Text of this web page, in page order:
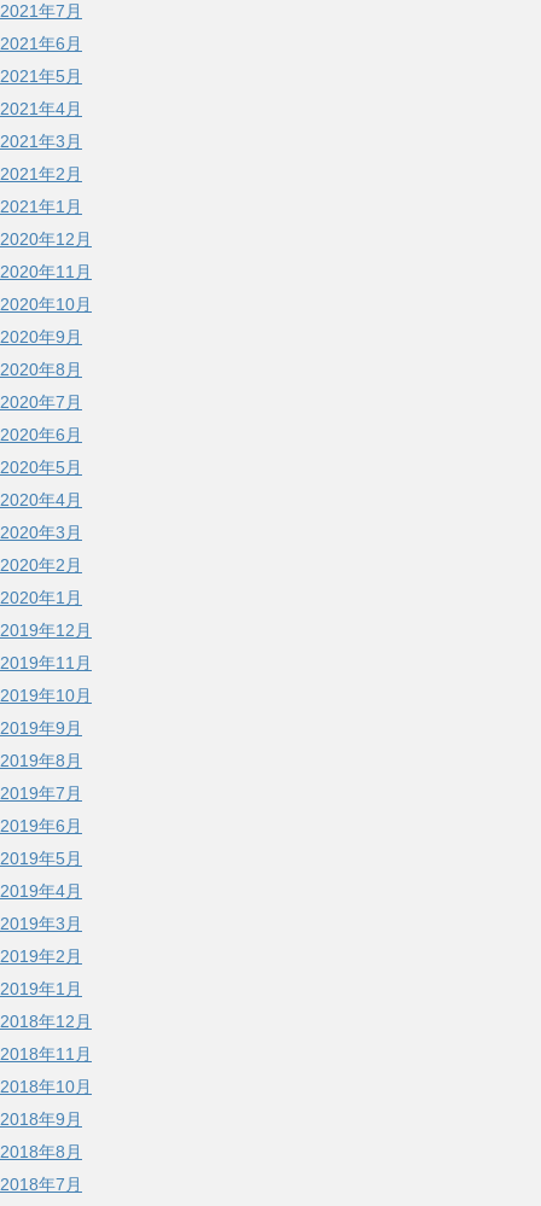
2021年7月
2021年6月
2021年5月
2021年4月
2021年3月
2021年2月
2021年1月
2020年12月
2020年11月
2020年10月
2020年9月
2020年8月
2020年7月
2020年6月
2020年5月
2020年4月
2020年3月
2020年2月
2020年1月
2019年12月
2019年11月
2019年10月
2019年9月
2019年8月
2019年7月
2019年6月
2019年5月
2019年4月
2019年3月
2019年2月
2019年1月
2018年12月
2018年11月
2018年10月
2018年9月
2018年8月
2018年7月